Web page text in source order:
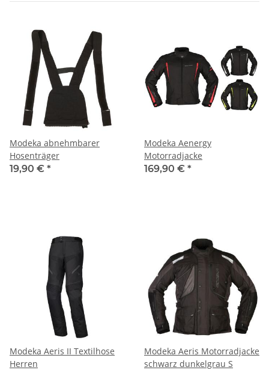
Modeka abnehmbarer
Hosenträger
19,90 € *
Modeka Aenergy
Motorradjacke
169,90 € *
Modeka Aeris II Textilhose
Herren
Modeka Aeris Motorradjacke
schwarz dunkelgrau S